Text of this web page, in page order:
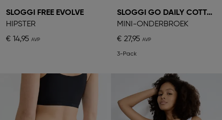
SLOGGI FREE EVOLVE
HIPSTER
€ 14,95
SLOGGI GO DAILY COTTON
MINI-ONDERBROEK
€ 27,95
3-Pack